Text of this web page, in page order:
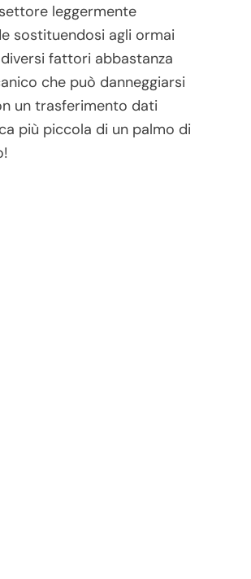
leggermente
sostituendosi agli ormai
fattori abbastanza
che può danneggiarsi
un trasferimento dati
più piccola di un palmo di